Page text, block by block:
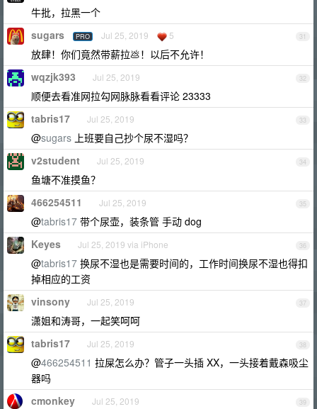
牛批，拉黑一个
31
sugars PRO Jul 25, 2019 5
放肆！你们竟然带薪拉💩！以后不允许！
32
wqzjk393 Jul 25, 2019
顺便去看准网拉勾网脉脉看看评论 23333
33
tabris17 Jul 25, 2019
@sugars 上班要自己抄个尿不湿吗？
34
v2student Jul 25, 2019
鱼塘不准摸鱼？
35
466254511 Jul 25, 2019
@tabris17 带个尿壶，装条管 手动 dog
36
Keyes Jul 25, 2019 via iPhone
@tabris17 换尿不湿也是需要时间的，工作时间换尿不湿也得扣
掉相应的工资
37
vinsony Jul 25, 2019
潇姐和涛哥，一起笑呵呵
38
tabris17 Jul 25, 2019
@466254511 拉屎怎么办？管子一头插 XX，一头接着戴森吸尘
器吗
39
cmonkey Jul 25, 2019